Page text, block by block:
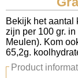
Links
Bekijk het aantal
zijn per 100 gr.
Meulen). Kom
65,2g.
Product